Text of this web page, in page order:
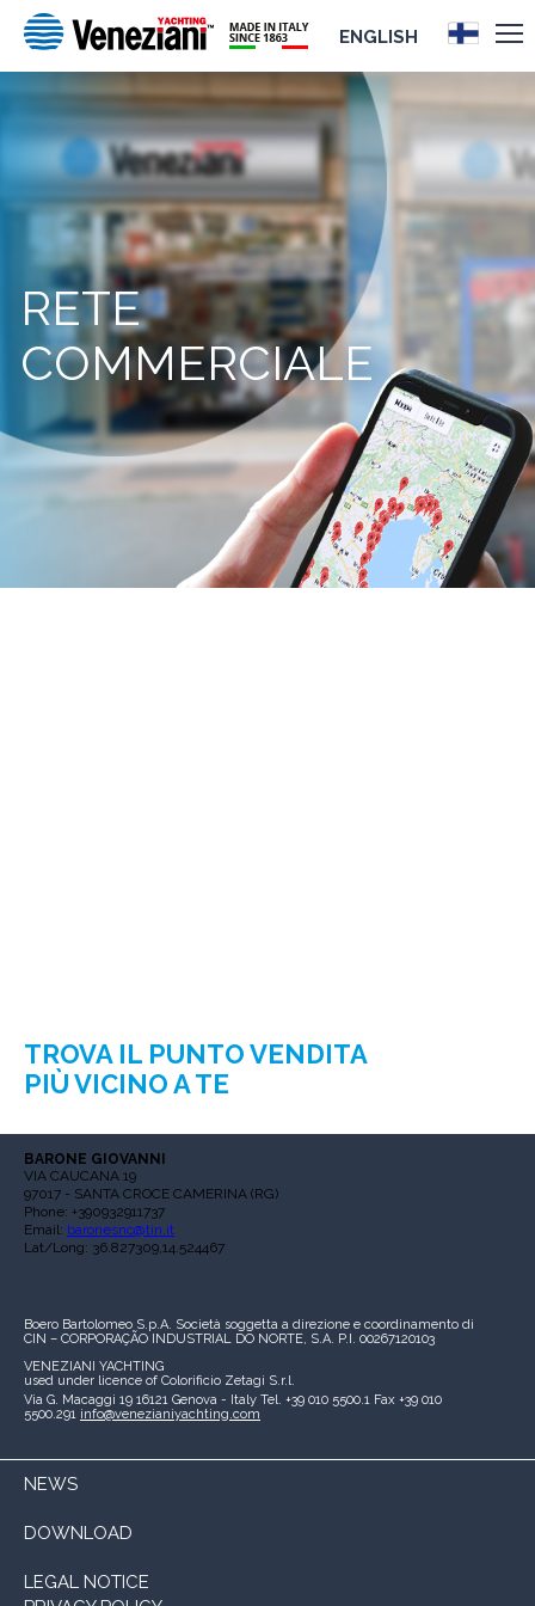
ENGLISH
RETE
COMMERCIALE
TROVA IL PUNTO VENDITA
PIÙ VICINO A TE
BARONE GIOVANNI
VIA CAUCANA 19
97017 - SANTA CROCE CAMERINA (RG)
Phone: +390932911737
Email: baronesnc@tin.it
Lat/Long: 36.827309,14.524467
Boero Bartolomeo S.p.A. Società soggetta a direzione e coordinamento di
CIN – CORPORAÇÃO INDUSTRIAL DO NORTE, S.A. P.I. 00267120103
VENEZIANI YACHTING
used under licence of Colorificio Zetagi S.r.l.
Via G. Macaggi 19 16121 Genova - Italy Tel. +39 010 5500.1 Fax +39 010
5500.291 info@venezianiyachting.com
NEWS
DOWNLOAD
LEGAL NOTICE